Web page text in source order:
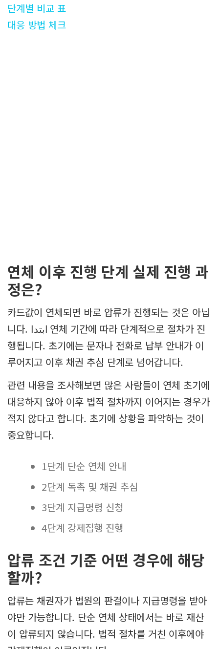
단계별 비교 표
대응 방법 체크
연체 이후 진행 단계 실제 진행 과
정은?
카드값이 연체되면 바로 압류가 진행되는 것은 아닙
니다. ابتدا 연체 기간에 따라 단계적으로 절차가 진
행됩니다. 초기에는 문자나 전화로 납부 안내가 이
루어지고 이후 채권 추심 단계로 넘어갑니다.
관련 내용을 조사해보면 많은 사람들이 연체 초기에
대응하지 않아 이후 법적 절차까지 이어지는 경우가
적지 않다고 합니다. 초기에 상황을 파악하는 것이
중요합니다.
1단계 단순 연체 안내
2단계 독촉 및 채권 추심
3단계 지급명령 신청
4단계 강제집행 진행
압류 조건 기준 어떤 경우에 해당
할까?
압류는 채권자가 법원의 판결이나 지급명령을 받아
야만 가능합니다. 단순 연체 상태에서는 바로 재산
이 압류되지 않습니다. 법적 절차를 거친 이후에야